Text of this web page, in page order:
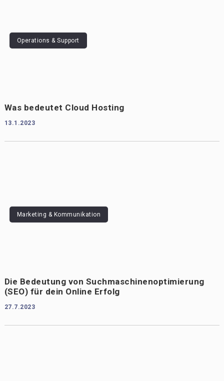
Operations & Support
Was bedeutet Cloud Hosting
13.1.2023
Marketing & Kommunikation
Die Bedeutung von Suchmaschinenoptimierung
(SEO) für dein Online Erfolg
27.7.2023